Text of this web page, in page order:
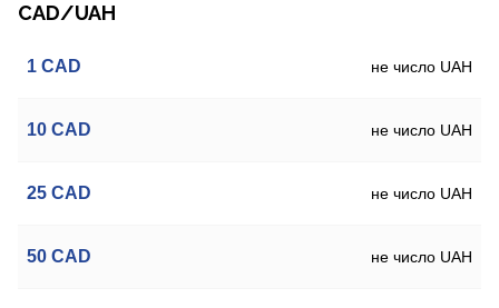
CAD/UAH
1 CAD не число UAH
10 CAD не число UAH
25 CAD не число UAH
50 CAD не число UAH